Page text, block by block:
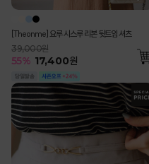
[Theonme] 요루 시스루 리본 뒷트임 셔츠
39,000원
55% 17,400원